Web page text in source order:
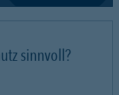
sinnvoll?